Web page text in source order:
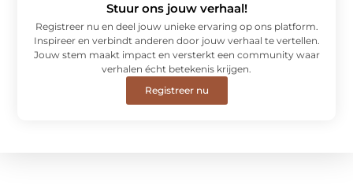
Stuur ons jouw verhaal!
Registreer nu en deel jouw unieke ervaring op ons platform.
Inspireer en verbindt anderen door jouw verhaal te vertellen.
Jouw stem maakt impact en versterkt een community waar
verhalen écht betekenis krijgen.
Registreer nu